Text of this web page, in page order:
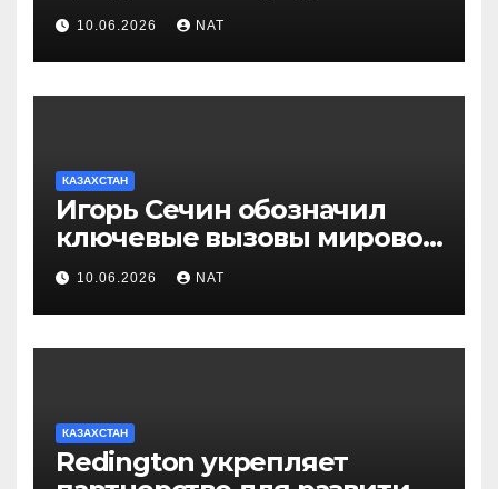
празднику Навруз
общенациональный статус
10.06.2026 NAT
КАЗАХСТАН
Игорь Сечин обозначил
ключевые вызовы мировой
энергетики и экономики
10.06.2026 NAT
КАЗАХСТАН
Redington укрепляет